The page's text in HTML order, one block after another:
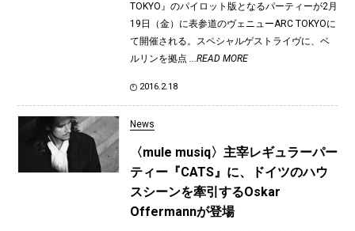
TOKYO』のパイロット版となるパーティーが2月
19日（金）に表参道のヴェニューARC TOKYOに
て開催される。スペシャルゲストライヴに、ベ
ルリンを拠点 ...READ MORE
2016.2.18
News
〈mule musiq〉主宰レギュラーパー
ティー『CATS』に、ドイツのハウ
スシーンを牽引するOskar
Offermannが登場